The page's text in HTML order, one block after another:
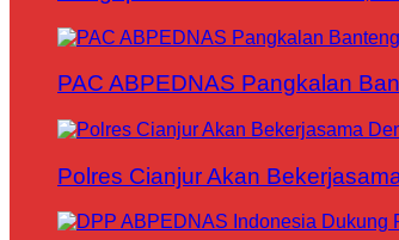
PAC ABPEDNAS Pangkalan
Polres Cianjur Akan